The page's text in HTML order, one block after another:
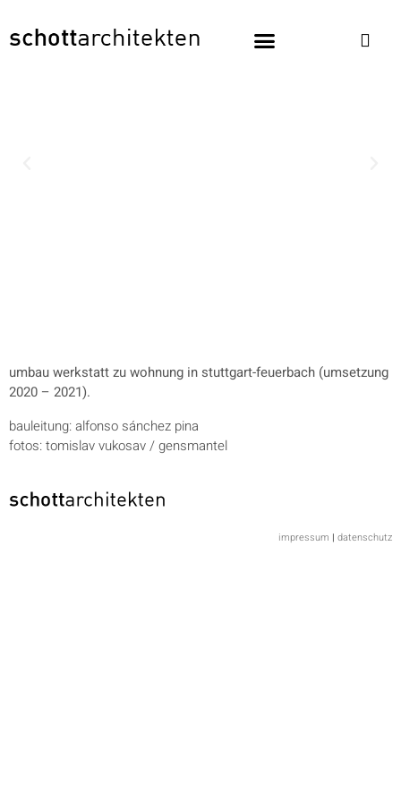
umbau werkstatt zu wohnung in stuttgart-feuerbach (umsetzung
2020 – 2021).
bauleitung: alfonso sánchez pina
fotos: tomislav vukosav / gensmantel
impressum | datenschutz